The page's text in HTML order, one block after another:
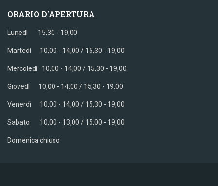
ORARIO D'APERTURA
Lunedì 15,30 - 19,00
Martedì 10,00 - 14,00 / 15,30 - 19,00
Mercoledì 10,00 - 14,00 / 15,30 - 19,00
Giovedì 10,00 - 14,00 / 15,30 - 19,00
Venerdì 10,00 - 14,00 / 15,30 - 19,00
Sabato 10,00 - 13,00 / 15,00 - 19,00
Domenica chiuso